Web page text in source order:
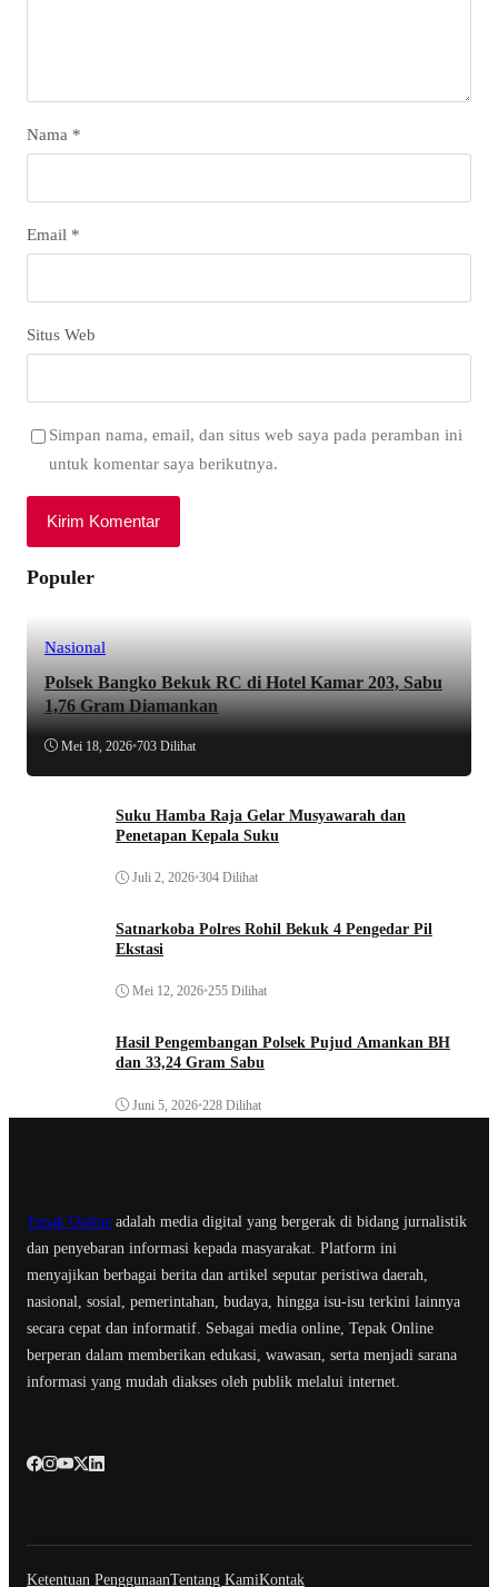
Nama *
Email *
Situs Web
Simpan nama, email, dan situs web saya pada peramban ini
untuk komentar saya berikutnya.
Populer
Nasional
Polsek Bangko Bekuk RC di Hotel Kamar 203, Sabu
1,76 Gram Diamankan
Mei 18, 2026•703 Dilihat
Suku Hamba Raja Gelar Musyawarah dan
Penetapan Kepala Suku
Juli 2, 2026•304 Dilihat
Satnarkoba Polres Rohil Bekuk 4 Pengedar Pil
Ekstasi
Mei 12, 2026•255 Dilihat
Hasil Pengembangan Polsek Pujud Amankan BH
dan 33,24 Gram Sabu
Juni 5, 2026•228 Dilihat
Tepak Online adalah media digital yang bergerak di bidang jurnalistik
dan penyebaran informasi kepada masyarakat. Platform ini
menyajikan berbagai berita dan artikel seputar peristiwa daerah,
nasional, sosial, pemerintahan, budaya, hingga isu-isu terkini lainnya
secara cepat dan informatif. Sebagai media online, Tepak Online
berperan dalam memberikan edukasi, wawasan, serta menjadi sarana
informasi yang mudah diakses oleh publik melalui internet.
Ketentuan PenggunaanTentang KamiKontak